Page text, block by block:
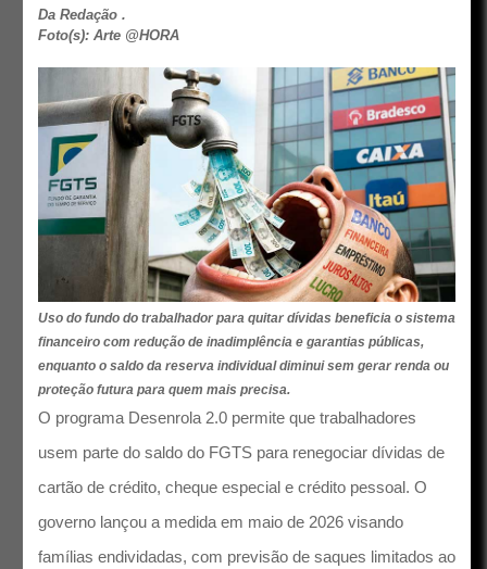
Da Redação .
Foto(s): Arte @HORA
Uso do fundo do trabalhador para quitar dívidas beneficia o sistema
financeiro com redução de inadimplência e garantias públicas,
enquanto o saldo da reserva individual diminui sem gerar renda ou
proteção futura para quem mais precisa.
O programa Desenrola 2.0 permite que trabalhadores
usem parte do saldo do FGTS para renegociar dívidas de
cartão de crédito, cheque especial e crédito pessoal. O
governo lançou a medida em maio de 2026 visando
famílias endividadas, com previsão de saques limitados ao